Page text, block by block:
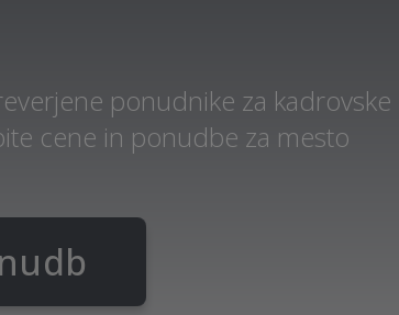
ponudnike za kadrovske
cene in ponudbe za mesto